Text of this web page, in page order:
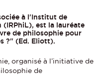
à l'Institut de
(IRPhiL), est la lauréate
de philosophie pour
?" (Ed. Eliott).
organisé à l’initiative de
de